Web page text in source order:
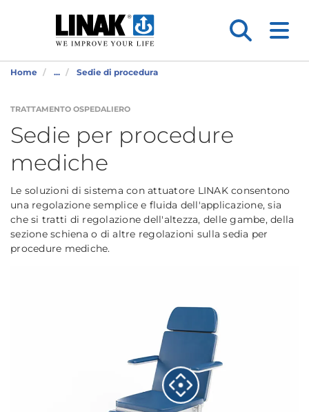
Home ... Sedie di procedura
TRATTAMENTO OSPEDALIERO
Sedie per procedure
mediche
Le soluzioni di sistema con attuatore LINAK consentono
una regolazione semplice e fluida dell'applicazione, sia
che si tratti di regolazione dell'altezza, delle gambe, della
sezione schiena o di altre regolazioni sulla sedia per
procedure mediche.